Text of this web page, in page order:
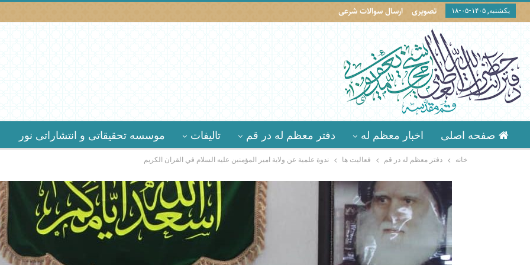
یکشنبه, ۱۴۰۵-۰۵-۱۸ تصویری ارسال سوالات شرعی
صفحه اصلی اخبار معظم له دفتر معظم له در قم تالیفات موسسه تحقیقاتى و انتشاراتى نور
خانه دفتر معظم له در قم فعالیت ها ندوة علمية عن ولاية امير المؤمنين عليه السلام في القران الكريم